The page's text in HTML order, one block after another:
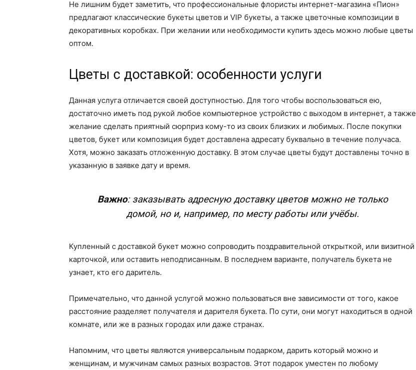
Не лишним будет заметить, что профессиональные флористы интернет-магазина «Пион»
предлагают классические букеты цветов и VIP букеты, а также цветочные композиции в
декоративных коробках. При желании или необходимости купить здесь можно любые цветы
оптом.
Цветы с доставкой: особенности услуги
Данная услуга отличается своей доступностью. Для того чтобы воспользоваться ею,
достаточно иметь под рукой любое компьютерное устройство с выходом в интернет, а также
желание сделать приятный сюрприз кому-то из своих близких и любимых. После покупки
цветов, букет или композиция будет доставлена адресату буквально в течение получаса.
Хотя, можно заказать отложенную доставку. В этом случае цветы будут доставлены точно в
указанную в заявке дату и время.
Важно: заказывать адресную доставку цветов можно не только
домой, но и, например, по месту работы или учёбы.
Купленный с доставкой букет можно сопроводить поздравительной открыткой, или визитной
карточкой, или оставить неподписанным. В последнем варианте, получатель букета не
узнает, кто его даритель.
Примечательно, что данной услугой можно пользоваться вне зависимости от того, какое
расстояние разделяет получателя и дарителя букета. По сути, они могут находиться в одной
комнате, или же в разных городах или даже странах.
Напомним, что цветы являются универсальным подарком, дарить который можно и
женщинам, и мужчинам самых разных возрастов. Этот подарок уместен по любому